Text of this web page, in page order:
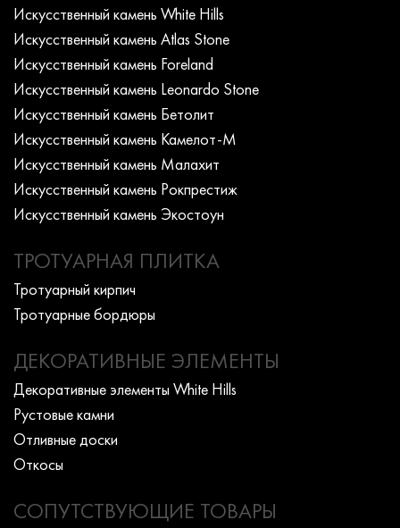
Искусcтвенный камень White Hills
Искусcтвенный камень Atlas Stone
Искусcтвенный камень Foreland
Искусcтвенный камень Leonardo Stone
Искусcтвенный камень Бетолит
Искусcтвенный камень Камелот-М
Искусcтвенный камень Малахит
Искусcтвенный камень Рокпрестиж
Искусcтвенный камень Экостоун
ТРОТУАРНАЯ ПЛИТКА
Тротуарный кирпич
Тротуарные бордюры
ДЕКОРАТИВНЫЕ ЭЛЕМЕНТЫ
Декоративные элементы White Hills
Рустовые камни
Отливные доски
Откосы
СОПУТСТВУЮЩИЕ ТОВАРЫ